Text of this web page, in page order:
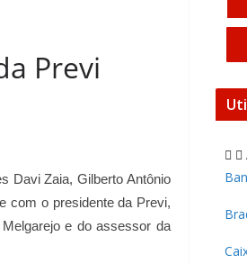
Previ
Davi Zaia, Gilberto Antônio
com o presidente da Previ,
e do assessor da